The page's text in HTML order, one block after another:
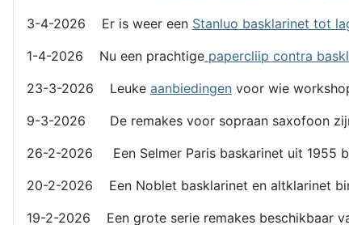
3-4-2026 Er is weer een Stanluo basklarinet tot
1-4-2026 Nu een prachtige papercliip contra
23-3-2026 Leuke aanbiedingen voor wie
9-3-2026 De remakes voor sopraan saxofoon
26-2-2026 Een Selmer Paris baskarinet uit 1955
20-2-2026 Een Noblet basklarinet en altklarinet
19-2-2026 Een grote serie remakes beschikbaar